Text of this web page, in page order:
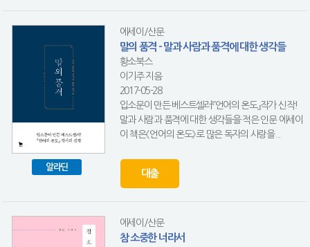
알라딘
에세이/산문
말의 품격 - 말과 사람과 품격에 대한 생각들
황소북스
이기주 지음
2017-05-28
입소문이 만든 베스트셀러『언어의 온도』작가 신작!
말과 사람과 품격에 대한 생각들을 적은 인문 에세이
이 책은《언어의 온도》로 많은 독자의 사랑을...
대출
에세이/산문
참 소중한 너라서